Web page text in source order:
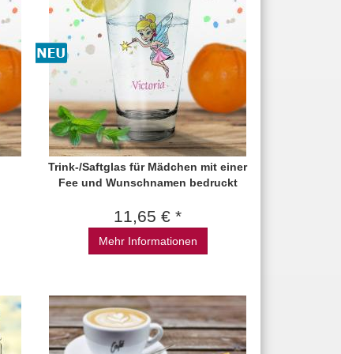
Trink-/Saftglas für Mädchen mit einer
Fee und Wunschnamen bedruckt
11,65 € *
Mehr Informationen